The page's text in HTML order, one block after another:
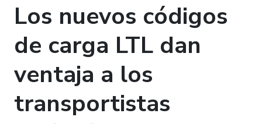
Los nuevos códigos
de carga LTL dan
ventaja a los
transportistas